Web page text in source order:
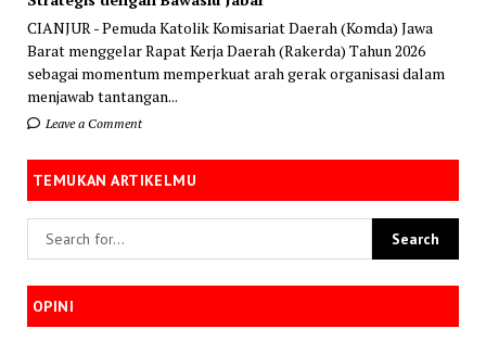
CIANJUR - Pemuda Katolik Komisariat Daerah (Komda) Jawa
Barat menggelar Rapat Kerja Daerah (Rakerda) Tahun 2026
sebagai momentum memperkuat arah gerak organisasi dalam
menjawab tantangan...
Leave a Comment
TEMUKAN ARTIKELMU
OPINI